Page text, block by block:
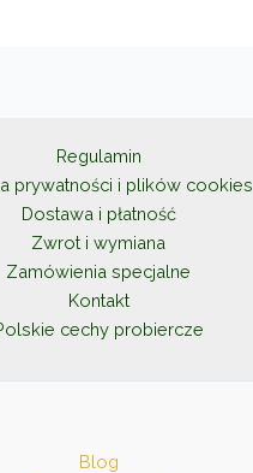
na
stronie
produktu
Regulamin
prywatności i plików cookies
Dostawa i płatność
Zwrot i wymiana
Zamówienia specjalne
Kontakt
cechy probiercze
Blog